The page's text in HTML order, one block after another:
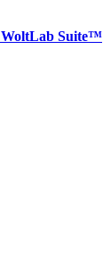
WoltLab Suite™